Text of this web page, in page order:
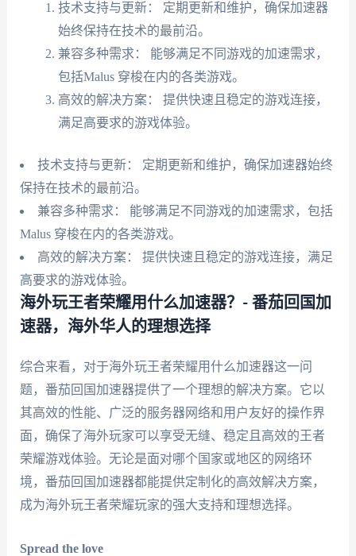
技术支持与更新： 定期更新和维护，确保加速器
始终保持在技术的最前沿。
兼容多种需求： 能够满足不同游戏的加速需求，
包括Malus 穿梭在内的各类游戏。
高效的解决方案： 提供快速且稳定的游戏连接，
满足高要求的游戏体验。
技术支持与更新： 定期更新和维护，确保加速器始终
保持在技术的最前沿。
兼容多种需求： 能够满足不同游戏的加速需求，包括
Malus 穿梭在内的各类游戏。
高效的解决方案： 提供快速且稳定的游戏连接，满足
高要求的游戏体验。
海外玩王者荣耀用什么加速器？- 番茄回国加
速器，海外华人的理想选择
综合来看，对于海外玩王者荣耀用什么加速器这一问
题，番茄回国加速器提供了一个理想的解决方案。它以
其高效的性能、广泛的服务器网络和用户友好的操作界
面，确保了海外玩家可以享受无缝、稳定且高效的王者
荣耀游戏体验。无论是面对哪个国家或地区的网络环
境，番茄回国加速器都能提供定制化的高效解决方案，
成为海外玩王者荣耀玩家的强大支持和理想选择。
Spread the love